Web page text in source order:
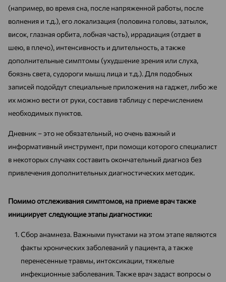
(например, во время сна, после напряженной работы, после
волнения и т.д.), его локализация (половина головы, затылок,
висок, глазная орбита, лобная часть), иррадиация (отдает в
шею, в плечо), интенсивность и длительность, а также
дополнительные симптомы (ухудшение зрения или слуха,
боязнь света, судороги мышц лица и т.д.). Для подобных
записей подойдут специальные приложения на гаджет, либо же
их можно вести от руки, составив таблицу с перечислением
необходимых пунктов.
Дневник – это не обязательный, но очень важный и
информативный инструмент, при помощи которого специалист
в некоторых случаях составить окончательный диагноз без
привлечения дополнительных диагностических методик.
Помимо отслеживания симптомов, на приеме врач также
инициирует следующие этапы диагностики:
Сбор анамнеза. Важными пунктами на этом этапе являются
факты хронических заболеваний у пациента, а также
перенесенные травмы, интоксикации, тяжелые
инфекционные заболевания. Также врач задаст вопросы о